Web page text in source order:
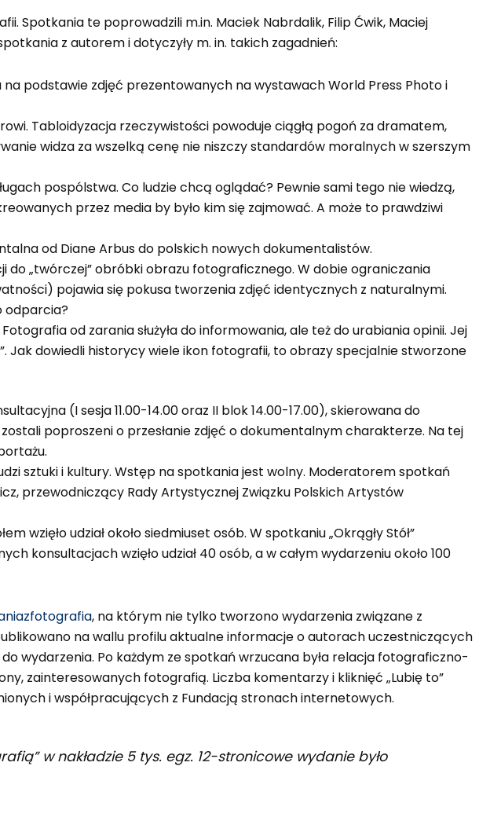
Spotkania te poprowadzili m.in. Maciek Nabrdalik, Filip Ćwik, Maciej
z autorem i dotyczyły m. in. takich zagadnień:
na podstawie zdjęć prezentowanych na wystawach World Press Photo i
Tabloidyzacja rzeczywistości powoduje ciągłą pogoń za dramatem,
widza za wszelką cenę nie niszczy standardów moralnych w szerszym
pospólstwa. Co ludzie chcą oglądać? Pewnie sami tego nie wiedzą,
przez media by było kim się zajmować. A może to prawdziwi
od Diane Arbus do polskich nowych dokumentalistów.
do „twórczej” obróbki obrazu fotograficznego. W dobie ograniczania
pojawia się pokusa tworzenia zdjęć identycznych z naturalnymi.
odparcia?
od zarania służyła do informowania, ale też do urabiania opinii. Jej
Jak dowiedli historycy wiele ikon fotografii, to obrazy specjalnie stworzone
(I sesja 11.00-14.00 oraz II blok 14.00-17.00), skierowana do
poproszeni o przesłanie zdjęć o dokumentalnym charakterze. Na tej
sztuki i kultury. Wstęp na spotkania jest wolny. Moderatorem spotkań
przewodniczący Rady Artystycznej Związku Polskich Artystów
udział około siedmiuset osób. W spotkaniu „Okrągły Stół”
konsultacjach wzięło udział 40 osób, a w całym wydarzeniu około 100
, na którym nie tylko tworzono wydarzenia związane z
na wallu profilu aktualne informacje o autorach uczestniczących
wydarzenia. Po każdym ze spotkań wrzucana była relacja fotograficzno-
zainteresowanych fotografią. Liczba komentarzy i kliknięć „Lubię to”
i współpracujących z Fundacją stronach internetowych.
w nakładzie 5 tys. egz. 12-stronicowe wydanie było